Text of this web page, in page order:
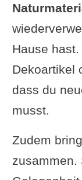
Hause
Dekoartikel
dass du
musst.
Zudem
zusammen.